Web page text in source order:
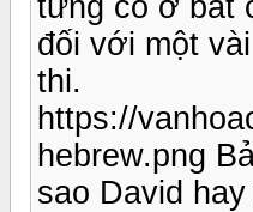
đối với một
thi.
https://
hebrew.png
sao David